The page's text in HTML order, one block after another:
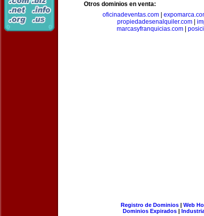
Otros dominios en venta:
oficinadeventas.com
propiedadesenalquiler.com
marcasyfranquicias.com|
Registro de Dominios| Web
Dominios Expirados |